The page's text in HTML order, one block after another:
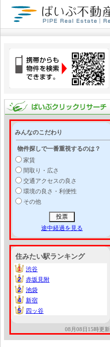
みんなのこだわり
物件探しで一番重視するのは？
家賃
間取り・広さ
交通アクセスの良さ
環境の良さ・利便性
その他
途中経過を見る
住みたい駅ランキング
1
1
渋谷
2
2
赤坂見附
2
2
池袋
4
4
新宿
5
5 四ッ谷
08月08日15時更新